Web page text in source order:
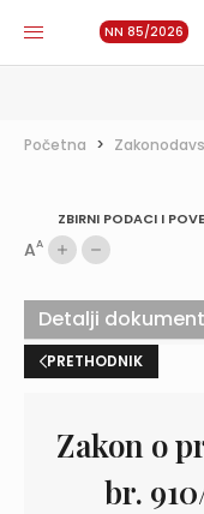
NN 85/2026
Početna >
ZBIRNI PODACI I
AA
PRETHODNIK
Zakon o
br.
Detalji